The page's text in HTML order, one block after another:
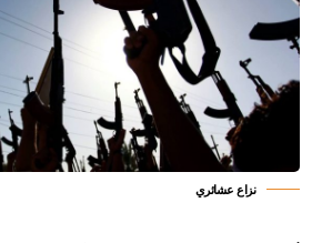
نزاع عشائري